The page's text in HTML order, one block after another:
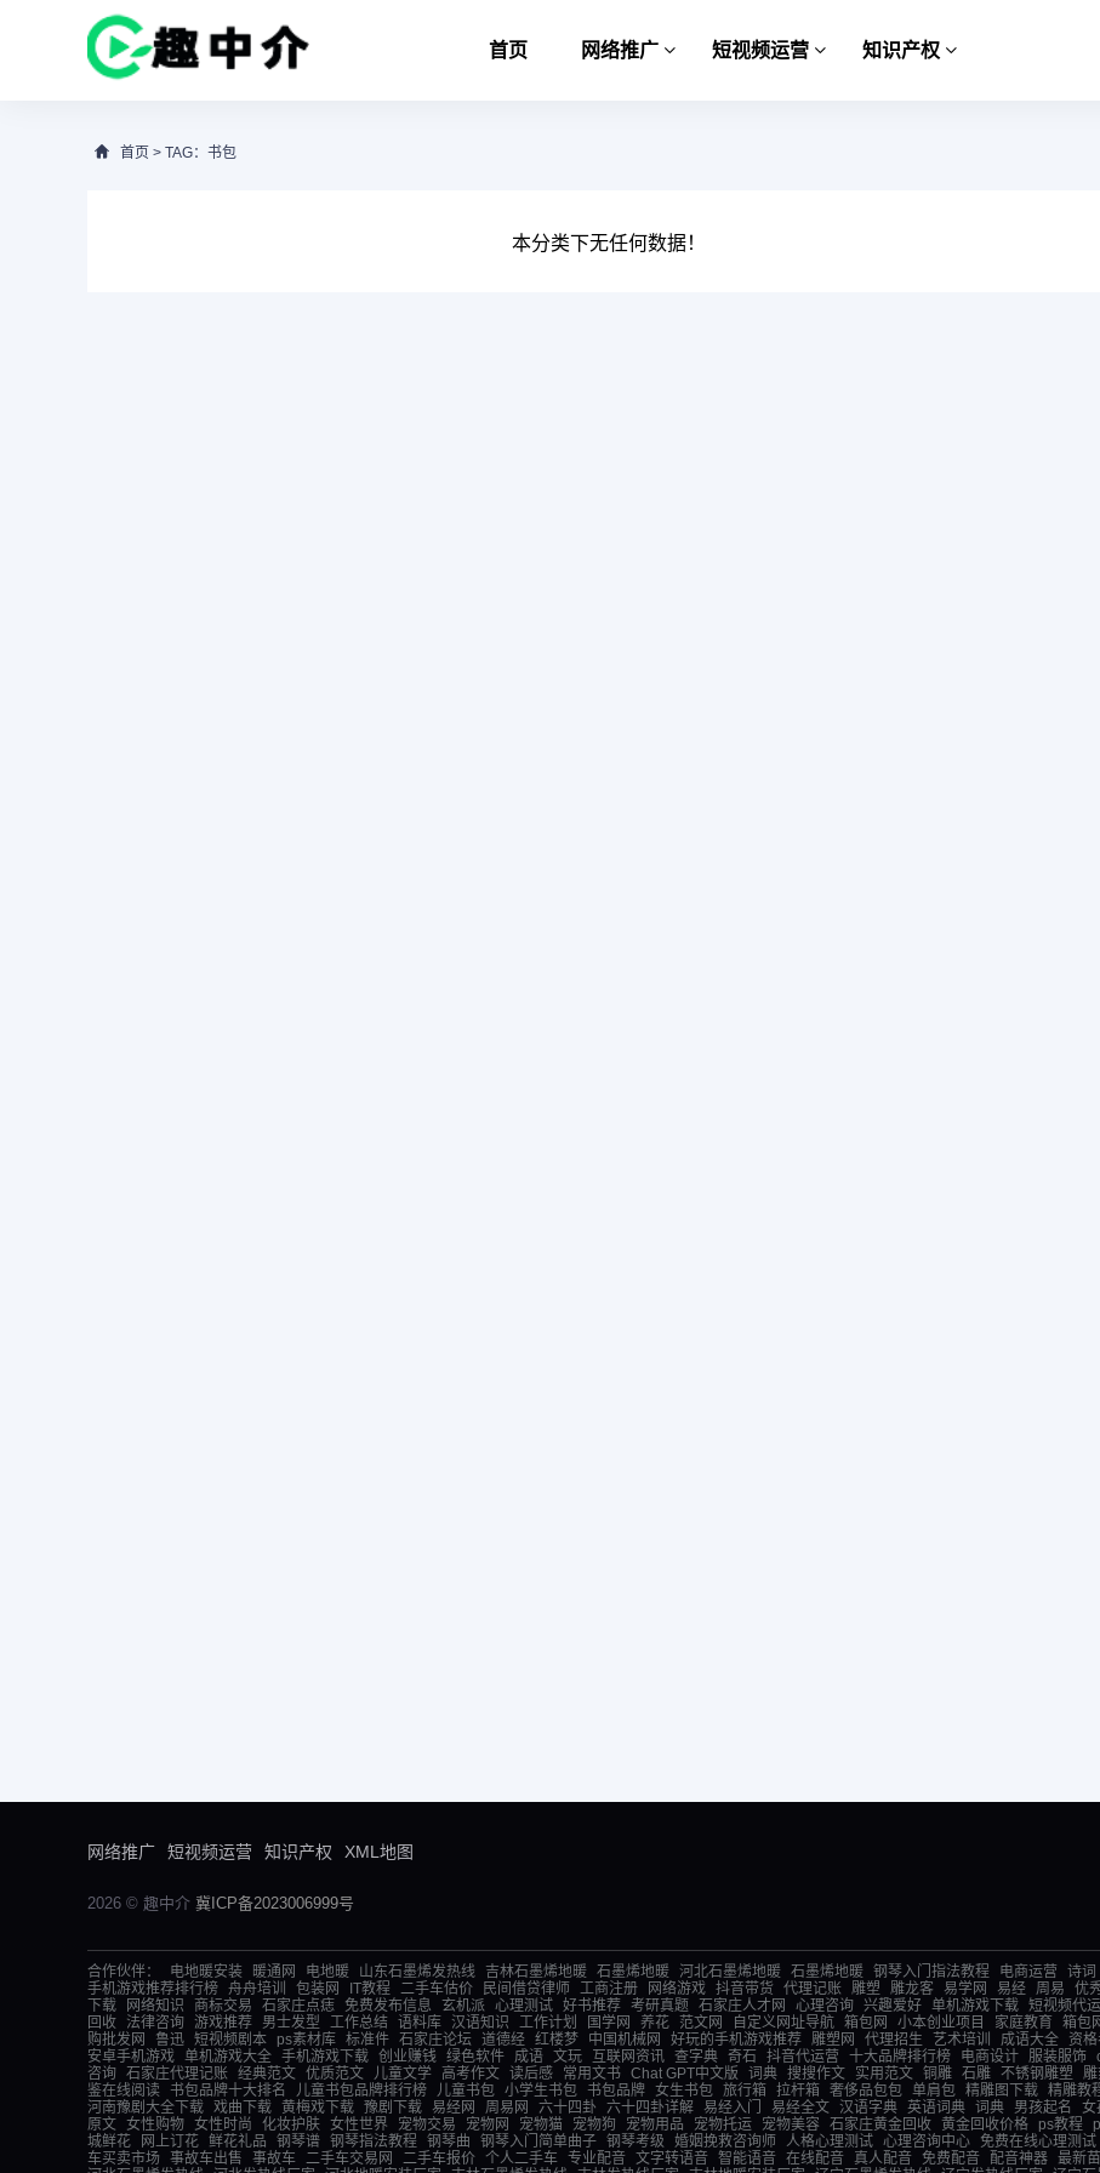
首页 网络推广 短视频运营 知识产权
首页 > TAG：书包
本分类下无任何数据！
网络推广 短视频运营 知识产权 XML地图
2026 © 趣中介 冀ICP备2023006999号
合作伙伴： 电地暖安装 暖通网 电地暖 山东石墨烯发热线 吉林石墨烯地暖 石墨烯地暖 河北石墨烯地暖 石墨烯地暖 钢琴入门指法教程 电商运营 诗词
手机游戏推荐排行榜 舟舟培训 包装网 IT教程 二手车估价 民间借贷律师 工商注册 网络游戏 抖音带货 代理记账 雕塑 雕龙客 易学网 易经 周易 优
下载
网络知识 商标交易 石家庄点痣 免费发布信息 玄机派 心理测试 好书推荐 考研真题 石家庄人才网 心理咨询 兴趣爱好 单机游戏下载 短视频代
回收
法律咨询 游戏推荐 男士发型 工作总结 语料库 汉语知识 工作计划 国学网 养花 范文网 自定义网址导航 箱包网 小本创业项目 家庭教育 箱包
购批发网
鲁迅 短视频剧本 ps素材库 标准件 石家庄论坛 道德经 红楼梦 中国机械网 好玩的手机游戏推荐 雕塑网 代理招生 艺术培训 成语大全 资
安卓手机游戏 单机游戏大全 手机游戏下载 创业赚钱 绿色软件 成语 文玩 互联网资讯 查字典 奇石 抖音代运营 十大品牌排行榜 电商设计 服装服饰
咨询 石家庄代理记账 经典范文 优质范文 儿童文学 高考作文 读后感 常用文书 Chat GPT中文版 词典 搜搜作文 实用范文 铜雕 石雕 不锈钢雕塑 雕
鉴在线阅读 书包品牌十大排名 儿童书包品牌排行榜 儿童书包 小学生书包 书包品牌 女生书包 旅行箱 拉杆箱 奢侈品包包 单肩包 精雕图下载 精雕教
河南豫剧大全下载 戏曲下载 黄梅戏下载 豫剧下载 易经网 周易网 六十四卦 六十四卦详解 易经入门 易经全文 汉语字典 英语词典 词典 男孩起名 女
原文 女性购物 女性时尚 化妆护肤 女性世界 宠物交易 宠物网 宠物猫 宠物狗 宠物用品 宠物托运 宠物美容 石家庄黄金回收 黄金回收价格 ps教程
城鲜花
网上订花 鲜花礼品 钢琴谱 钢琴指法教程 钢琴曲 钢琴入门简单曲子 钢琴考级 婚姻挽救咨询师 人格心理测试 心理咨询中心 免费在线心理测试
车买卖市场
事故车出售 事故车 二手车交易网 二手车报价 个人二手车 专业配音 文字转语音 智能语音 在线配音 真人配音 免费配音 配音神器 最新